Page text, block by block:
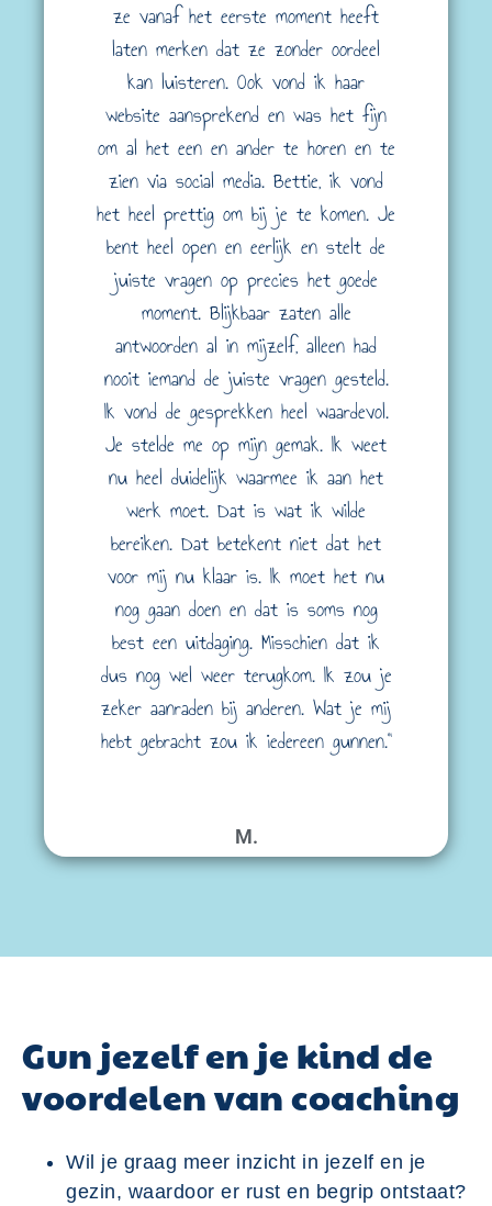
ze vanaf het eerste moment heeft
laten merken dat ze zonder oordeel
kan luisteren. Ook vond ik haar
website aansprekend en was het fijn
om al het een en ander te horen en te
zien via social media. Bettie, ik vond
het heel prettig om bij je te komen. Je
bent heel open en eerlijk en stelt de
juiste vragen op precies het goede
moment. Blijkbaar zaten alle
antwoorden al in mijzelf, alleen had
nooit iemand de juiste vragen gesteld.
Ik vond de gesprekken heel waardevol.
Je stelde me op mijn gemak. Ik weet
nu heel duidelijk waarmee ik aan het
werk moet. Dat is wat ik wilde
bereiken. Dat betekent niet dat het
voor mij nu klaar is. Ik moet het nu
nog gaan doen en dat is soms nog
best een uitdaging. Misschien dat ik
dus nog wel weer terugkom. Ik zou je
zeker aanraden bij anderen. Wat je mij
hebt gebracht zou ik iedereen gunnen."
M.
Gun jezelf en je kind de
voordelen van coaching
Wil je graag meer inzicht in jezelf en je
gezin, waardoor er rust en begrip ontstaat?